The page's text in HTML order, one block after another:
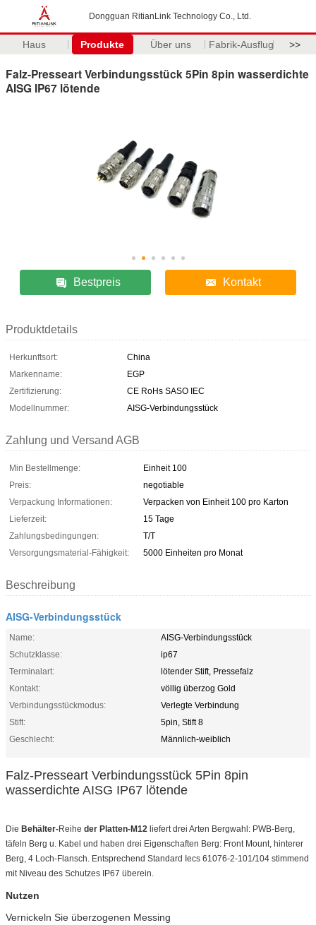
Dongguan RitianLink Technology Co., Ltd.
Haus Produkte Über uns Fabrik-Ausflug >>
Falz-Presseart Verbindungsstück 5Pin 8pin wasserdichte
AISG IP67 lötende
Bestpreis Kontakt
Produktdetails
Herkunftsort:
China
Markenname:
EGP
Zertifizierung:
CE RoHs SASO IEC
Modellnummer:
AISG-Verbindungsstück
Zahlung und Versand AGB
Min Bestellmenge:
Einheit 100
Preis:
negotiable
Verpackung Informationen:
Verpacken von Einheit 100 pro Karton
Lieferzeit:
15 Tage
Zahlungsbedingungen:
T/T
Versorgungsmaterial-Fähigkeit:
5000 Einheiten pro Monat
Beschreibung
AISG-Verbindungsstück
Name:
AISG-Verbindungsstück
Schutzklasse:
ip67
Terminalart:
lötender Stift, Pressefalz
Kontakt:
völlig überzog Gold
Verbindungsstückmodus:
Verlegte Verbindung
Stift:
5pin, Stift 8
Geschlecht:
Männlich-weiblich
Falz-Presseart Verbindungsstück 5Pin 8pin
wasserdichte AISG IP67 lötende
Die Behälter-Reihe der Platten-M12 liefert drei Arten Bergwahl: PWB-Berg,
täfeln Berg u. Kabel und haben drei Eigenschaften Berg: Front Mount, hinterer
Berg, 4 Loch-Flansch. Entsprechend Standard Iecs 61076-2-101/104 stimmend
mit Niveau des Schutzes IP67 überein.
Nutzen
Vernickeln Sie überzogenen Messing